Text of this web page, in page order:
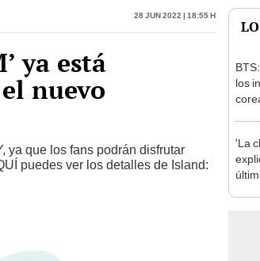
28 Jun 2022 | 18:55 h
ya está
nuevo
ya que los fans podrán disfrutar
puedes ver los detalles de Island:
los
'La